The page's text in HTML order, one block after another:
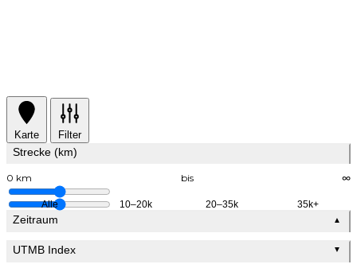
Karte Filter
Strecke (km)
0 km bis ∞
Alle 10–20k 20–35k 35k+
Zeitraum ▲
UTMB Index ▼